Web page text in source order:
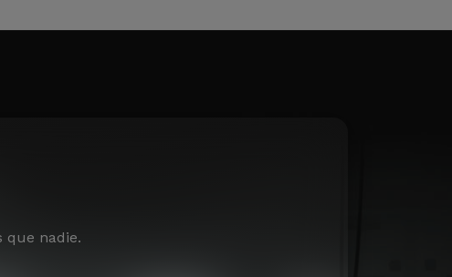
que nadie.